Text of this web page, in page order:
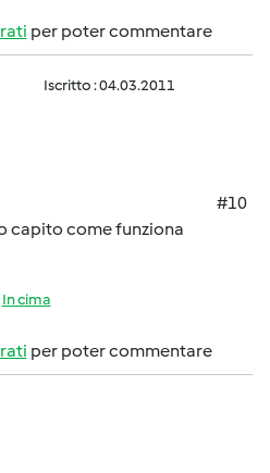
per poter commentare
Iscritto : 04.03.2011
#10
capito come funziona
In cima
per poter commentare